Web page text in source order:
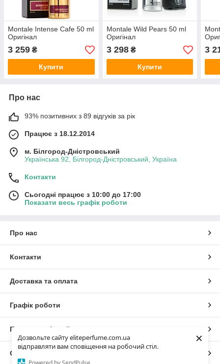
Дозвольте сайту eliteperfume.com.ua
відправляти вам сповіщення на робочий стіл.
×
Montale Intense Cafe 50 ml
Оригінал
3 259 ₴
Купити
Montale Wild Pears 50 ml
Оригінал
3 298₴
Купити
3
Про нас
93% позитивних з 89 відгуків за рік
Працює з 18.12.2014
м. Білгород-Дністровський
Українська 92, Білгород-Дністровський, Україна
Контакти
Сьогодні працює з 10:00 до 17:00
Показати весь графік роботи
Про нас
Контакти
Доставка та оплата
Графік роботи
Повна версія сайту
Сайт створено на маркетплейсі